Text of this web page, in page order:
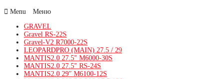
Menu
GRAVEL
Gravel RS-22S
Gravel-V2 R7000-22S
LEOPARDPRO (MAIN) 27.5 / 29
MANTIS2.0 27.5″ M6000-30S
MANTIS2.0 27.5″ RS-24S
MANTIS2.0 29″ M6100-12S